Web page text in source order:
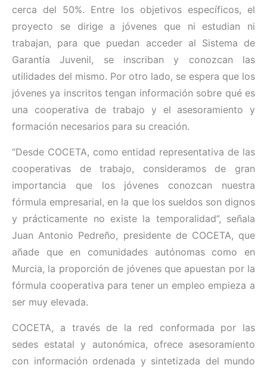
cerca del 50%. Entre los objetivos específicos, el
proyecto se dirige a jóvenes que ni estudian ni
trabajan, para que puedan acceder al Sistema de
Garantía Juvenil, se inscriban y conozcan las
utilidades del mismo. Por otro lado, se espera que los
jóvenes ya inscritos tengan información sobre qué es
una cooperativa de trabajo y el asesoramiento y
formación necesarios para su creación.
“Desde COCETA, como entidad representativa de las
cooperativas de trabajo, consideramos de gran
importancia que los jóvenes conozcan nuestra
fórmula empresarial, en la que los sueldos son dignos
y prácticamente no existe la temporalidad”, señala
Juan Antonio Pedreño, presidente de COCETA, que
añade que en comunidades autónomas como en
Murcia, la proporción de jóvenes que apuestan por la
fórmula cooperativa para tener un empleo empieza a
ser muy elevada.
COCETA, a través de la red conformada por las
sedes estatal y autonómica, ofrece asesoramiento
con información ordenada y sintetizada del mundo